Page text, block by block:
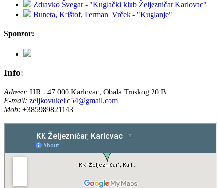
Zdravko Švegar - "Kuglački klub Željezničar Karlovac"
Buneta, Krištof, Perman, Vrček - "Kuglanje"
Sponzor:
Info:
Adresa: HR - 47 000 Karlovac, Obala Trnskog 20 B
E-mail: zeljkovukelic54@gmail.com
Mob: +385989821143